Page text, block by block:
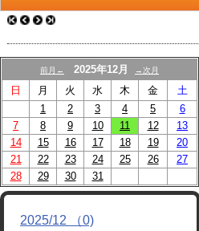
TOP
ニュース
クラブプロフィール
選手/スタッフ一覧
スケジュール
OB紹介/OB会
リンク
前月← 2025年12月 →次月
日 月 火 水 木 金
土
1
2 3 4 5
6
7
8 9 10 11 12
13
14
15 16 17 18 19
20
21
22 23 24 25 26
27
28
29 30 31
2025/12 （0)